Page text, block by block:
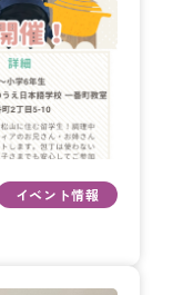
イベント情報